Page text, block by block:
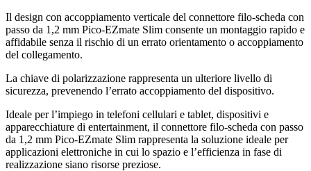
Il design con accoppiamento verticale del connettore filo-scheda con
passo da 1,2 mm Pico-EZmate Slim consente un montaggio rapido e
affidabile senza il rischio di un errato orientamento o accoppiamento
del collegamento.
La chiave di polarizzazione rappresenta un ulteriore livello di
sicurezza, prevenendo l’errato accoppiamento del dispositivo.
Ideale per l’impiego in telefoni cellulari e tablet, dispositivi e
apparecchiature di entertainment, il connettore filo-scheda con passo
da 1,2 mm Pico-EZmate Slim rappresenta la soluzione ideale per
applicazioni elettroniche in cui lo spazio e l’efficienza in fase di
realizzazione siano risorse preziose.